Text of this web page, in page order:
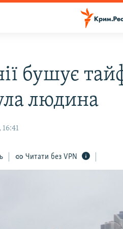
бушує
людина
Читати без VPN